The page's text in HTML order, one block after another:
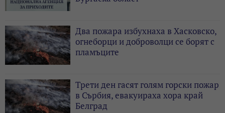
Два пожара избухнаха в Хасковско,
огнеборци и доброволци се борят с
пламъците
Трети ден гасят голям горски пожар
в Сърбия, евакуираха хора край
Белград